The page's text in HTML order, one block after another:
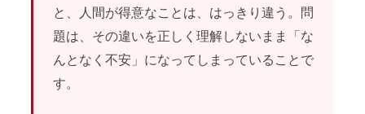
と、人間が得意なことは、はっきり違う。問
題は、その違いを正しく理解しないまま「な
んとなく不安」になってしまっていることで
す。